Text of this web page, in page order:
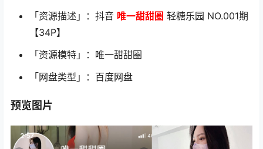
「资源描述」：抖音 唯一甜甜圈 轻糖乐园 NO.001期
【34P】
「资源模特」：唯一甜甜圈
「网盘类型」：百度网盘
预览图片